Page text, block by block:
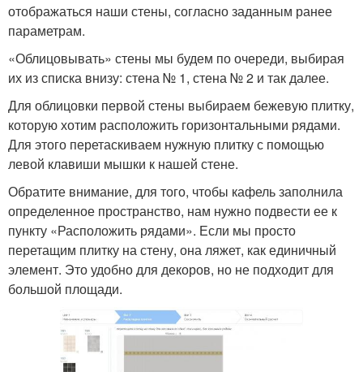
отображаться наши стены, согласно заданным ранее
параметрам.
«Облицовывать» стены мы будем по очереди, выбирая
их из списка внизу: стена № 1, стена № 2 и так далее.
Для облицовки первой стены выбираем бежевую плитку,
которую хотим расположить горизонтальными рядами.
Для этого перетаскиваем нужную плитку с помощью
левой клавиши мышки к нашей стене.
Обратите внимание, для того, чтобы кафель заполнила
определенное пространство, нам нужно подвести ее к
пункту «Расположить рядами». Если мы просто
перетащим плитку на стену, она ляжет, как единичный
элемент. Это удобно для декоров, но не подходит для
большой площади.